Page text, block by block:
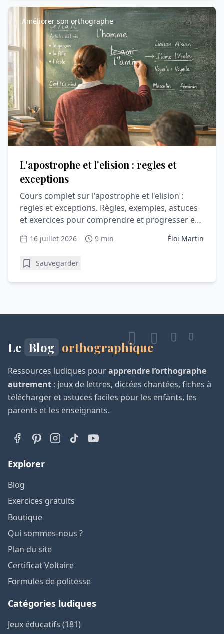
Améliorer son orthographe
L'apostrophe et l'elision : regles et
exceptions
Cours complet sur l'apostrophe et l'elision :
regles et exceptions. Règles, exemples, astuces
et exercices pour comprendre et progresser en
16 juillet 2026 9 min Éloi Martin
Sauvegarder
Le Blog orthographique
Ressources ludiques pourapprendre l’orthographe
autrement : jeux de lettres, dictées chantées, fiches à
télécharger et astuces faciles pour les enfants, les
parents et les enseignants.
Explorer
Blog
Exercices gratuits
Boutique
Qui sommes-nous ?
Plan du site
Certificat Voltaire
Formules de politesse
Catégories ludiques
Jeux éducatifs (181)